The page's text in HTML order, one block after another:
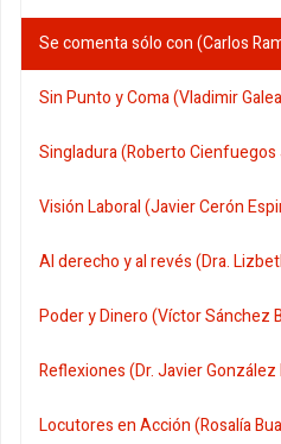
Se comenta sólo con (Carlos
Sin Punto y Coma (Vladimir
Singladura (Roberto Cienfuegos
Visión Laboral (Javier Cerón
Al derecho y al revés (Dra.
Poder y Dinero (Víctor Sánchez
Reflexiones (Dr. Javier González
Locutores en Acción (Rosalía